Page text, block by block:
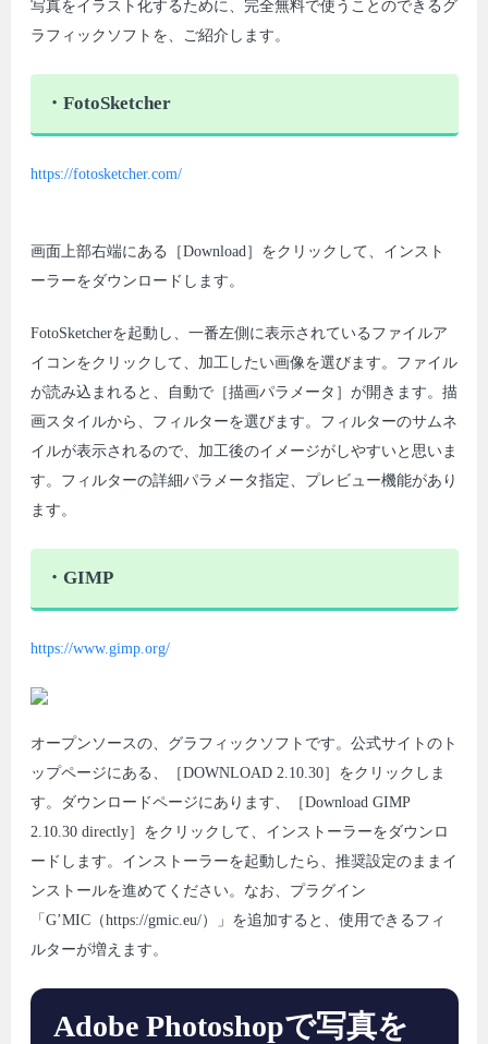
写真をイラスト化するために、完全無料で使うことのできるグ
ラフィックソフトを、ご紹介します。
・FotoSketcher
https://fotosketcher.com/
画面上部右端にある［Download］をクリックして、インスト
ーラーをダウンロードします。
FotoSketcherを起動し、一番左側に表示されているファイルア
イコンをクリックして、加工したい画像を選びます。ファイル
が読み込まれると、自動で［描画パラメータ］が開きます。描
画スタイルから、フィルターを選びます。フィルターのサムネ
イルが表示されるので、加工後のイメージがしやすいと思いま
す。フィルターの詳細パラメータ指定、プレビュー機能があり
ます。
・GIMP
https://www.gimp.org/
オープンソースの、グラフィックソフトです。公式サイトのト
ップページにある、［DOWNLOAD 2.10.30］をクリックしま
す。ダウンロードページにあります、［Download GIMP
2.10.30 directly］をクリックして、インストーラーをダウンロ
ードします。インストーラーを起動したら、推奨設定のままイ
ンストールを進めてください。なお、プラグイン
「G’MIC（https://gmic.eu/）」を追加すると、使用できるフィ
ルターが増えます。
Adobe Photoshopで写真を